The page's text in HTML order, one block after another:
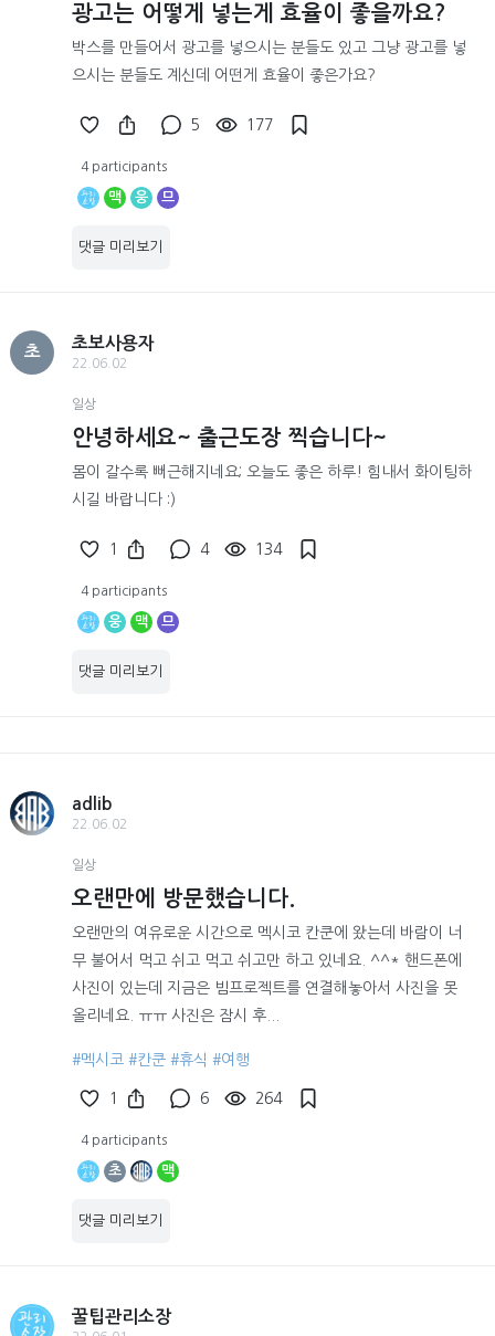
광고는 어떻게 넣는게 효율이 좋을까요?
박스를 만들어서 광고를 넣으시는 분들도 있고 그냥 광고를 넣
으시는 분들도 계신데 어떤게 효율이 좋은가요?
5 177
4 participants
맥 웅 므
댓글 미리보기
초
초보사용자
22.06.02
일상
안녕하세요~ 출근도장 찍습니다~
몸이 갈수록 뻐근해지네요; 오늘도 좋은 하루! 힘내서 화이팅하
시길 바랍니다 :)
1 4 134
4 participants
웅 맥 므
댓글 미리보기
adlib
22.06.02
일상
오랜만에 방문했습니다.
오랜만의 여유로운 시간으로 멕시코 칸쿤에 왔는데 바람이 너
무 불어서 먹고 쉬고 먹고 쉬고만 하고 있네요. ^^* 핸드폰에
사진이 있는데 지금은 빔프로젝트를 연결해놓아서 사진을 못
올리네요. ㅠㅠ 사진은 잠시 후...
#멕시코 #칸쿤 #휴식 #여행
1 6 264
4 participants
초 맥
댓글 미리보기
꿀팁관리소장